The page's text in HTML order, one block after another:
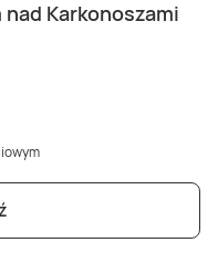
Karkonoszami